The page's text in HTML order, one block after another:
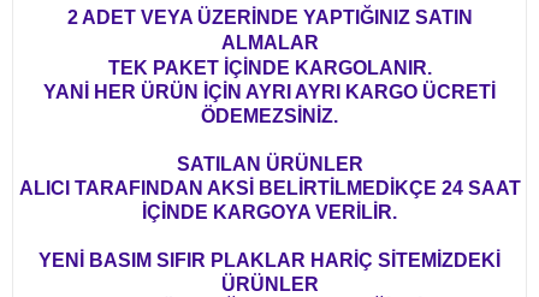
2 ADET VEYA ÜZERİNDE YAPTIĞINIZ SATIN
ALMALAR
TEK PAKET İÇİNDE KARGOLANIR.
YANİ HER ÜRÜN İÇİN AYRI AYRI KARGO ÜCRETİ
ÖDEMEZSİNİZ.
SATILAN ÜRÜNLER
ALICI TARAFINDAN AKSİ BELİRTİLMEDİKÇE 24 SAAT
İÇİNDE KARGOYA VERİLİR.
YENİ BASIM SIFIR PLAKLAR HARİÇ SİTEMİZDEKİ
ÜRÜNLER